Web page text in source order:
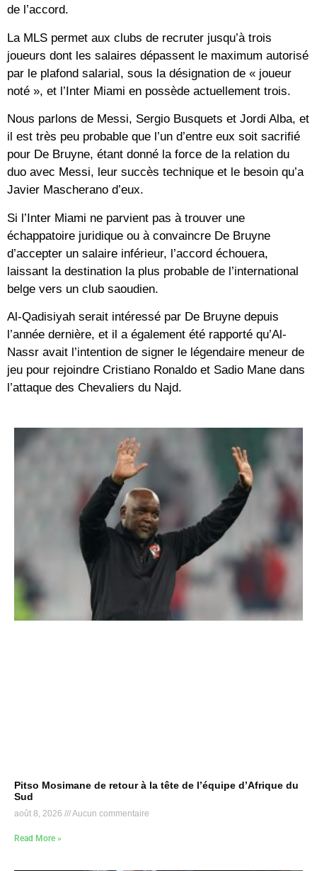
de l’accord.
La MLS permet aux clubs de recruter jusqu’à trois
joueurs dont les salaires dépassent le maximum autorisé
par le plafond salarial, sous la désignation de « joueur
noté », et l’Inter Miami en possède actuellement trois.
Nous parlons de Messi, Sergio Busquets et Jordi Alba, et
il est très peu probable que l’un d’entre eux soit sacrifié
pour De Bruyne, étant donné la force de la relation du
duo avec Messi, leur succès technique et le besoin qu’a
Javier Mascherano d’eux.
Si l’Inter Miami ne parvient pas à trouver une
échappatoire juridique ou à convaincre De Bruyne
d’accepter un salaire inférieur, l’accord échouera,
laissant la destination la plus probable de l’international
belge vers un club saoudien.
Al-Qadisiyah serait intéressé par De Bruyne depuis
l’année dernière, et il a également été rapporté qu’Al-
Nassr avait l’intention de signer le légendaire meneur de
jeu pour rejoindre Cristiano Ronaldo et Sadio Mane dans
l’attaque des Chevaliers du Najd.
Pitso Mosimane de retour à la tête de l’équipe d’Afrique du
Sud
août 8, 2026 Aucun commentaire
Read More »